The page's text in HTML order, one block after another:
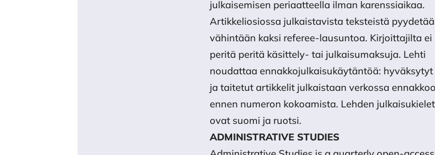
Artikkeliosiossa julkaistavista teksteistä pyydetään
vähintään kaksi referee-lausuntoa. Kirjoittajilta ei
peritä peritä käsittely- tai julkaisumaksuja. Lehti
noudattaa ennakkojulkaisukäytäntöä: hyväksytyt
ja taitetut artikkelit julkaistaan verkossa
ennen numeron kokoamista. Lehden julkaisukielet
ovat suomi ja ruotsi.
ADMINISTRATIVE STUDIES
Administrative Studies is a quarterly open-access